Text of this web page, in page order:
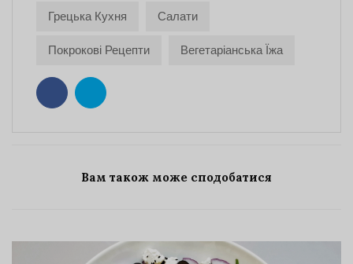
Грецька Кухня
Салати
Покрокові Рецепти
Вегетаріанська Їжа
Вам також може сподобатися